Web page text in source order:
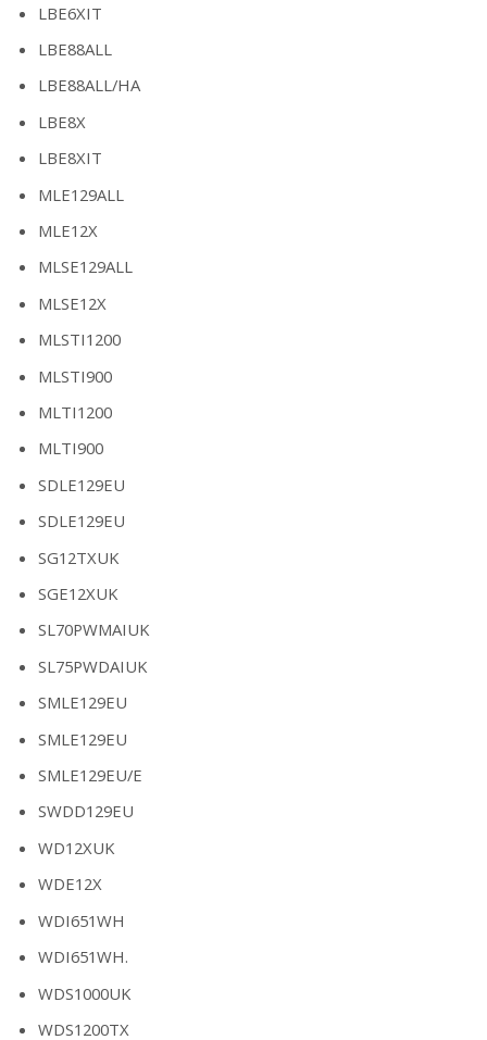
LBE6XIT
LBE88ALL
LBE88ALL/HA
LBE8X
LBE8XIT
MLE129ALL
MLE12X
MLSE129ALL
MLSE12X
MLSTI1200
MLSTI900
MLTI1200
MLTI900
SDLE129EU
SDLE129EU
SG12TXUK
SGE12XUK
SL70PWMAIUK
SL75PWDAIUK
SMLE129EU
SMLE129EU
SMLE129EU/E
SWDD129EU
WD12XUK
WDE12X
WDI651WH
WDI651WH.
WDS1000UK
WDS1200TX